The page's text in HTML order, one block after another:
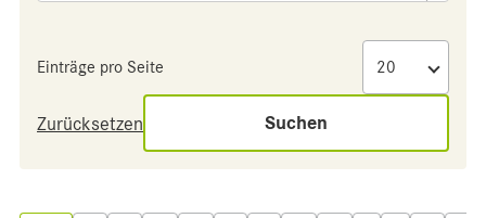
Einträge pro Seite
Zurücksetzen Suchen